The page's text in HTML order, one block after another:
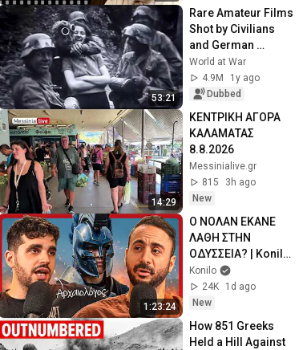
53:21
Rare Amateur Films
Shot by Civilians
and German
Soldiers during the
Occupation of
France
World at War
4.9M
1y ago
Dubbed
14:29
ΚΕΝΤΡΙΚΗ ΑΓΟΡΑ
ΚΑΛΑΜΑΤΑΣ
8.8.2026
Messinialive.gr
815
3h ago
New
1:23:24
Ο ΝΟΛΑΝ ΕΚΑΝΕ
ΛΑΘΗ ΣΤΗΝ
ΟΔΥΣΣΕΙΑ? | Konilo
Talks
@TheMythologist
Konilo
24K
1d ago
New
How 851 Greeks
Held a Hill Against